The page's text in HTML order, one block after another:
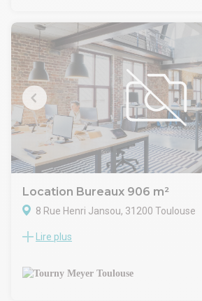
appréciable.
Idéalement situé dans la zone de Basso
immédiate des transports en commun
ce bien conviendra à toute entreprise à
bureaux mixtes avec espace technique,
environnement professionnel établi.
Location Bureaux 906 m²
8 Rue Henri Jansou, 31200 Toulouse
TOURNY MEYER propose des bureaux
Coteaux de Gramont à proximité de
Surface d'environ 906 m² divisibles en
Lire plus